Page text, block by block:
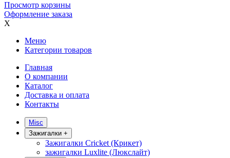
Просмотр корзины
Оформление заказа
X
Меню
Категории товаров
Главная
О компании
Каталог
Доставка и оплата
Контакты
Misc
Зажигалки +
Зажигалки Cricket (Крикет)
зажигалки Luxlite (Люкслайт)